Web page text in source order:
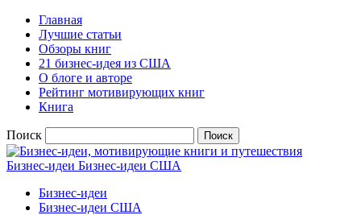
Главная
Лучшие статьи
Обзоры книг
21 бизнес-идея из США
О блоге и авторе
Рейтинг мотивирующих книг
Книга
Поиск
Бизнес-идеи Бизнес-идеи США
Бизнес-идеи
Бизнес-идеи США